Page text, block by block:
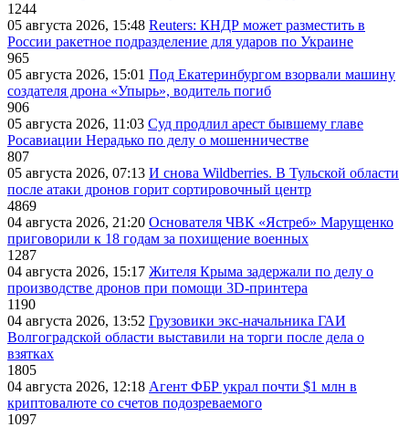
1244
05 августа 2026, 15:48 Reuters: КНДР может разместить в
России ракетное подразделение для ударов по Украине
965
05 августа 2026, 15:01 Под Екатеринбургом взорвали машину
создателя дрона «Упырь», водитель погиб
906
05 августа 2026, 11:03 Суд продлил арест бывшему главе
Росавиации Нерадько по делу о мошенничестве
807
05 августа 2026, 07:13 И снова Wildberries. В Тульской области
после атаки дронов горит сортировочный центр
4869
04 августа 2026, 21:20 Основателя ЧВК «Ястреб» Марущенко
приговорили к 18 годам за похищение военных
1287
04 августа 2026, 15:17 Жителя Крыма задержали по делу о
производстве дронов при помощи 3D‑принтера
1190
04 августа 2026, 13:52 Грузовики экс-начальника ГАИ
Волгоградской области выставили на торги после дела о
взятках
1805
04 августа 2026, 12:18 Агент ФБР украл почти $1 млн в
криптовалюте со счетов подозреваемого
1097